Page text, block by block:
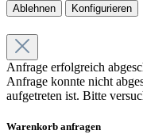
Ablehnen Konfigurieren
Anfrage erfolgreich
Anfrage konnte nicht
aufgetreten ist. Bitte
Warenkorb anfragen